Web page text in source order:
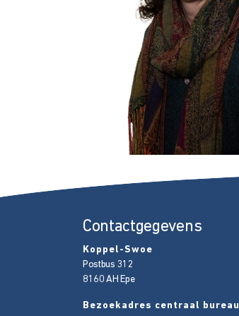
Contactgegevens
Koppel-Swoe
Postbus 312
8160 AH Epe
Bezoekadres centraal bureau